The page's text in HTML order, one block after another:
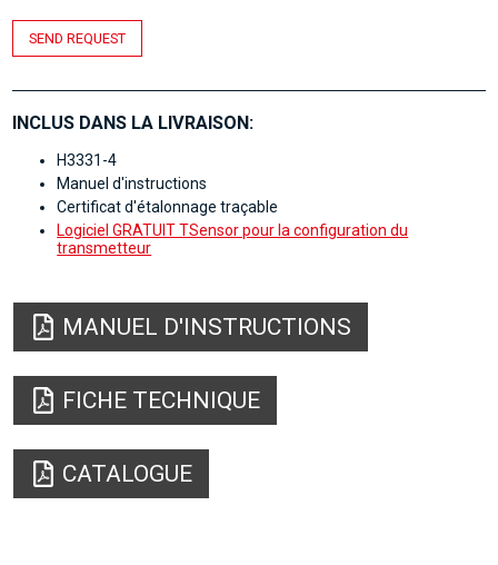
SEND REQUEST
INCLUS DANS LA LIVRAISON:
H3331-4
Manuel d'instructions
Certificat d'étalonnage traçable
Logiciel GRATUIT TSensor pour la configuration du
transmetteur
MANUEL D'INSTRUCTIONS
FICHE TECHNIQUE
CATALOGUE